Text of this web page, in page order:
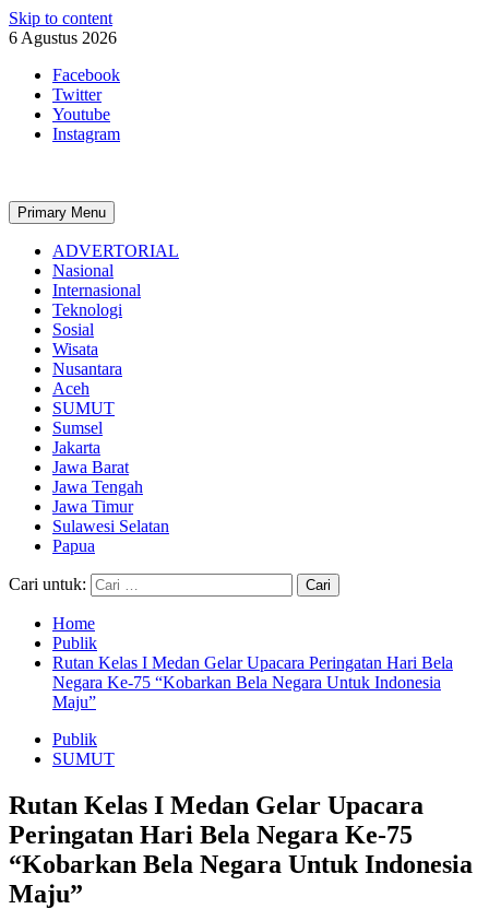
Skip to content
6 Agustus 2026
Facebook
Twitter
Youtube
Instagram
Primary Menu
ADVERTORIAL
Nasional
Internasional
Teknologi
Sosial
Wisata
Nusantara
Aceh
SUMUT
Sumsel
Jakarta
Jawa Barat
Jawa Tengah
Jawa Timur
Sulawesi Selatan
Papua
Cari untuk:
Home
Publik
Rutan Kelas I Medan Gelar Upacara Peringatan Hari Bela
Negara Ke-75 “Kobarkan Bela Negara Untuk Indonesia
Maju”
Publik
SUMUT
Rutan Kelas I Medan Gelar Upacara
Peringatan Hari Bela Negara Ke-75
“Kobarkan Bela Negara Untuk Indonesia
Maju”